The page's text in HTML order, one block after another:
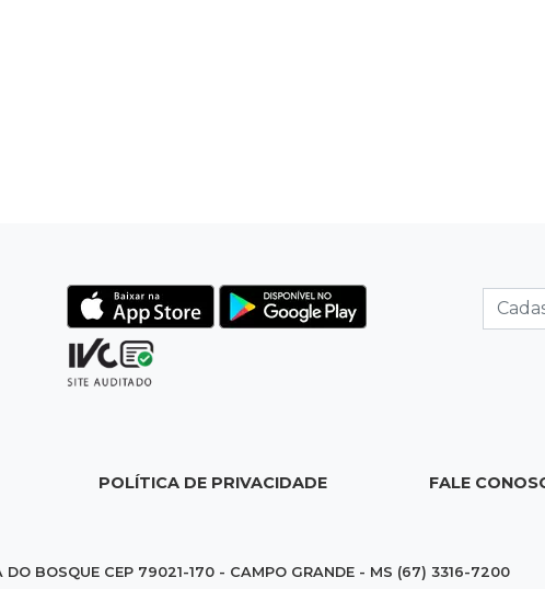
do
POLÍTICA DE PRIVACIDADE FALE
DO BOSQUE CEP 79021-170 - CAMPO GRANDE - MS (67) 3316-7200